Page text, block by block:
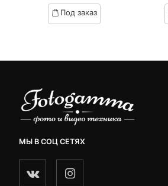
based
onПод заказ
МЫ В СОЦ СЕТЯХ